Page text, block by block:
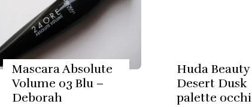
Mascara Absolute
Volume 03 Blu –
Deborah
Huda Beauty
Desert Dusk
palette occhi